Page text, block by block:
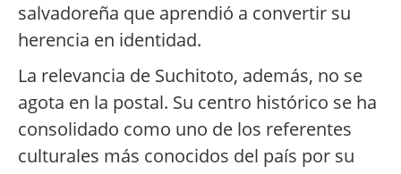
salvadoreña que aprendió a convertir su
herencia en identidad.
La relevancia de Suchitoto, además, no se
agota en la postal. Su centro histórico se ha
consolidado como uno de los referentes
culturales más conocidos del país por su